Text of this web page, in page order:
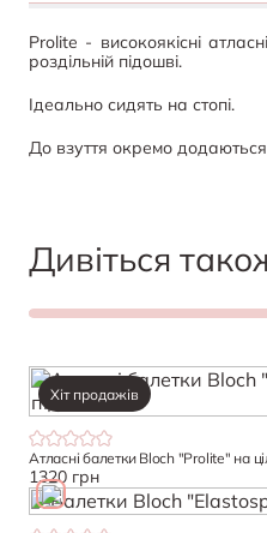
Prolite - високоякісні
роздільній підошві.
Ідеально сидять на стопі.
До взуття окремо додаються
Дивіться
Хіт продажів
Атласні балетки Bloch "Prolite" на
1320 грн